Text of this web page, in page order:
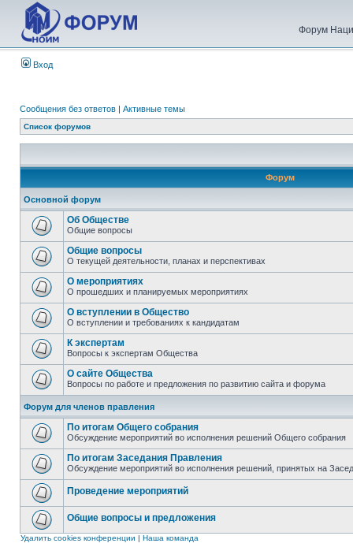
Форум
Вход
Сообщения без ответов | Активные темы
Список форумов
Форум
Основной форум
Об Обществе
Общие вопросы
Общие вопросы
О текущей деятельности, планах и перспективах
О мероприятиях
О прошедших и планируемых мероприятиях
О вступлении в Общество
О вступлении и требованиях к кандидатам
К экспертам
Вопросы к экспертам Общества
О сайте Общества
Вопросы по работе и предложения по развитию сайта и форума
Форум для членов правления
По итогам Общего собрания
Обсуждение мероприятий во исполнения решений Общего собрания
По итогам Заседания Правления
Обсуждение мероприятий во исполнения решений, принятых на
Проведение мероприятий
Общие вопросы и предложения
Удалить cookies конференции | Наша команда